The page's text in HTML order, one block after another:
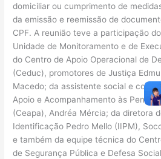
domiciliar ou cumprimento de
da emissão e reemissão de
CPF. A reunião teve a participação
Unidade de Monitoramento e de
do Centro de Apoio Operacional de
(Ceduc), promotores de Justiça
Macedo; da assistente social e
Apoio e Acompanhamento às Penas
(Ceapa), Andréa Mércia; da diretora
Identificação Pedro Mello (IIPM),
e também da equipe técnica do
de Segurança Pública e Defesa